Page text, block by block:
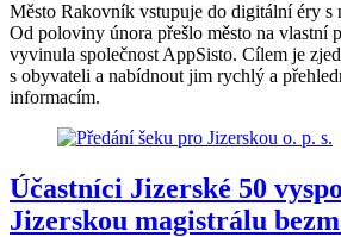
Město Rakovník vstupuje do digitální éry
Od poloviny února přešlo město na vlastní
vyvinula společnost AppSisto. Cílem je
s obyvateli a nabídnout jim rychlý a
informacím.
Účastníci Jizerské 50
Jizerskou magistrálu